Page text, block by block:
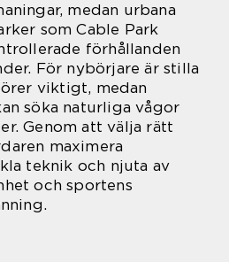
medan urbana
som Cable Park
förhållanden
För nybörjare är stilla
viktigt, medan
söka naturliga vågor
Genom att välja rätt
maximera
teknik och njuta av
och sportens